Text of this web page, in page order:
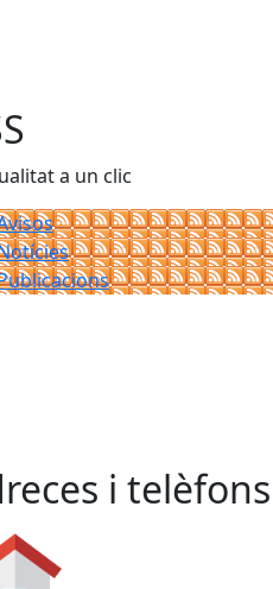
a un clic
i telèfons